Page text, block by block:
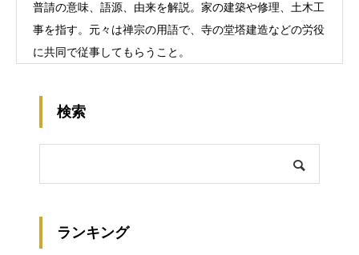
普請の意味、語源、由来を解説。家の建築や修理、土木工
事を指す。元々は禅宗の用語で、寺の堂塔建造などの労役
に共同で従事してもらうこと。
検索
ランキング